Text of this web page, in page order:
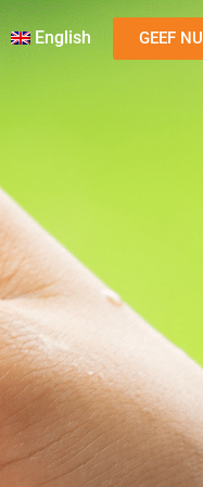
English GEEF NU